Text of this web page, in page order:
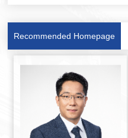
Recommended Homepage